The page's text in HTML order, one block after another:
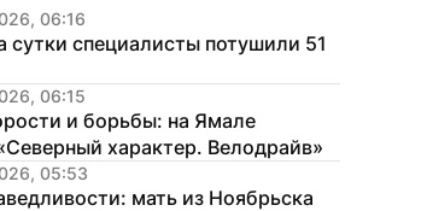
06:16
сутки специалисты потушили 51
06:15
и борьбы: на Ямале
характер. Велодрайв»
05:53
мать из Ноябрьска